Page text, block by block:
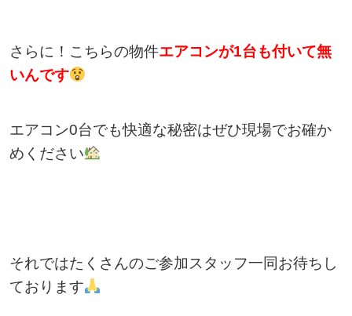
さらに！こちらの物件エアコンが1台も付いて無
いんです
エアコン0台でも快適な秘密はぜひ現場でお確か
めください
それではたくさんのご参加スタッフ一同お待ちし
ております